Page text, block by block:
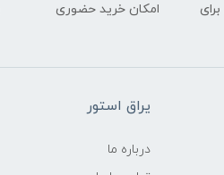
امکان خرید حضوری
یراق استور
درباره ما